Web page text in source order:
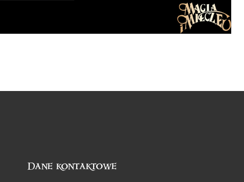
Dane kontaktowe